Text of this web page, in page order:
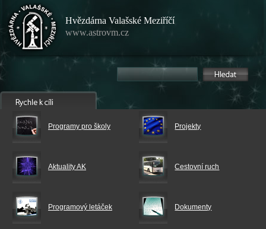
Hvězdárna Valašské Meziříčí
www.astrovm.cz
Programy pro školy Projekty
Aktuality AK Cestovní ruch
Programový letáček Dokumenty